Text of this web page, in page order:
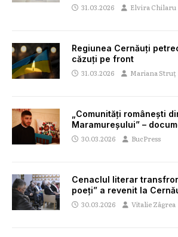
31.03.2026 Elvira Chilaru
Regiunea Cernăuți
căzuți pe front
31.03.2026 Mariana Struț
„Comunități românești
Maramureșului” –
30.03.2026 BucPress
Cenaclul literar
poeți” a revenit la
30.03.2026 Vitalie Zâgrea